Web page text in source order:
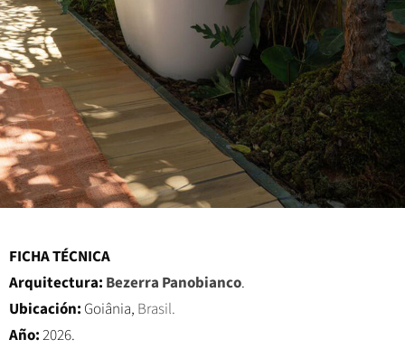
FICHA TÉCNICA
Arquitectura: Bezerra Panobianco.
Ubicación: Goiânia, Brasil.
Año:2026.